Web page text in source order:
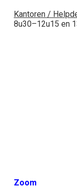
Kantoren /
8u30–12u15 en
Zoom